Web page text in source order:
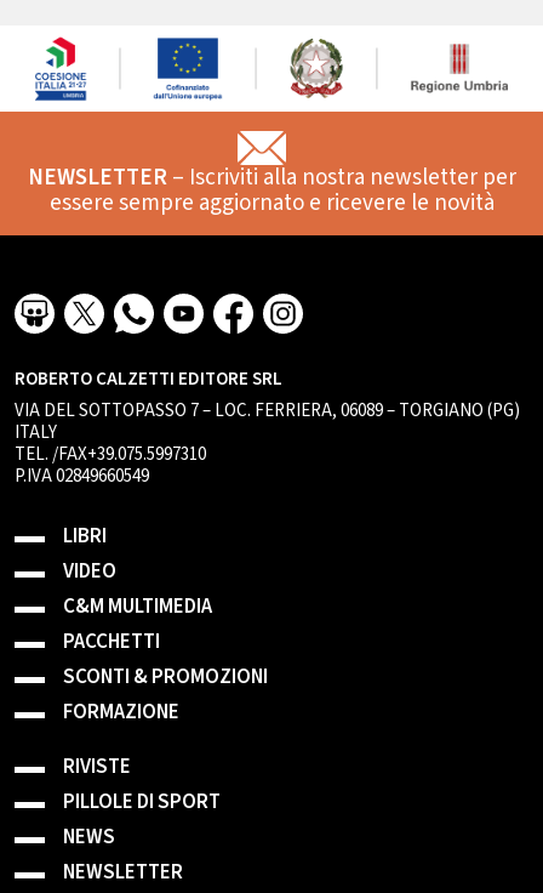
NEWSLETTER– Iscriviti alla nostra newsletter per
essere sempre aggiornato e ricevere le novità
ROBERTO CALZETTI EDITORE SRL
VIA DEL SOTTOPASSO 7 – LOC. FERRIERA, 06089 – TORGIANO (PG)
ITALY
TEL. /FAX+39.075.5997310
P.IVA 02849660549
LIBRI
VIDEO
C&M MULTIMEDIA
PACCHETTI
SCONTI & PROMOZIONI
FORMAZIONE
RIVISTE
PILLOLE DI SPORT
NEWS
NEWSLETTER